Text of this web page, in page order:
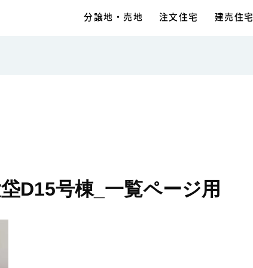
分譲地・売地 注文住宅 建売住宅
D15号棟_一覧ページ用